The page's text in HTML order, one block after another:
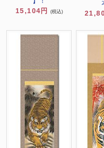
15,104円
(税込)